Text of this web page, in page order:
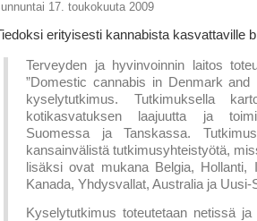
17. toukokuuta 2009
erityisesti kannabista kasvattaville
Terveyden ja hyvinvoinnin laitos
”Domestic cannabis in Denmark and
kyselytutkimus. Tutkimuksella
kotikasvatuksen laajuutta ja
Suomessa ja Tanskassa.
kansainvälistä tutkimusyhteistyötä,
lisäksi ovat mukana Belgia, Hollanti,
Kanada, Yhdysvallat, Australia ja Uusi-
Kyselytutkimus toteutetaan netissä